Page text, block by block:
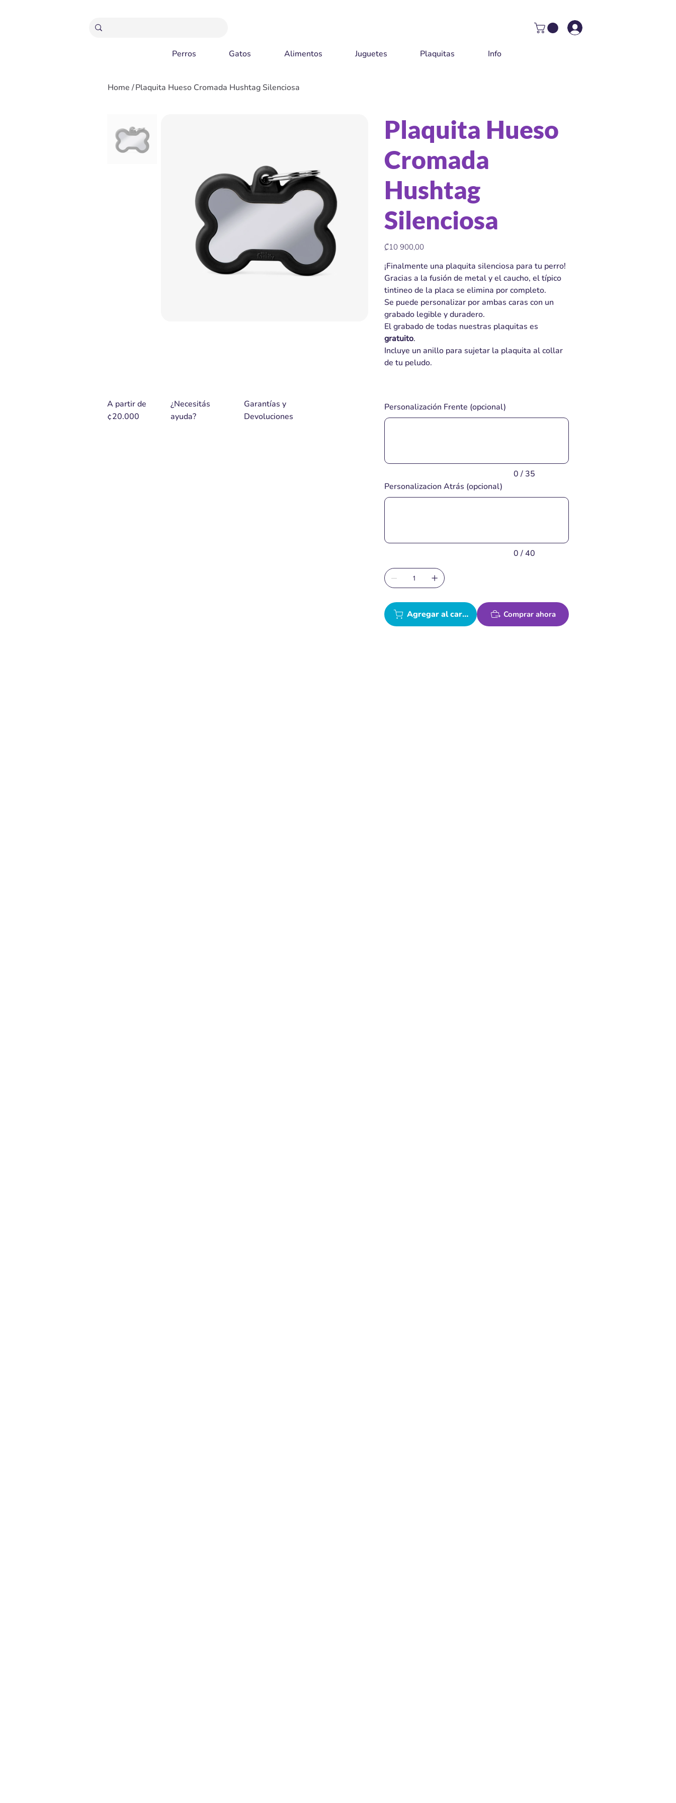
Perros Gatos Alimentos Juguetes Plaquitas Info
Home /Plaquita Hueso Cromada Hushtag Silenciosa
Plaquita Hueso
Cromada
Hushtag
Silenciosa
Precio
₡10 900,00
¡Finalmente una plaquita silenciosa para tu perro!
Gracias a la fusión de metal y el caucho, el típico
tintineo de la placa se elimina por completo.
Se puede personalizar por ambas caras con un
grabado legible y duradero.
El grabado de todas nuestras plaquitas es
gratuito.
Incluye un anillo para sujetar la plaquita al collar
de tu peludo.
Personalización Frente (opcional)
35
0 / 35
Personalizacion Atrás (opcional)
40
0 / 40
Agregar al carrito Comprar ahora
A partir de
¢20.000
¿Necesitás
ayuda?
Garantías y
Devoluciones